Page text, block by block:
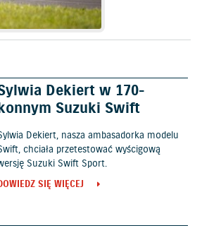
Dekiert w 170-
Suzuki Swift
Dekiert, nasza ambasadorka modelu
chciała przetestować wyścigową
Suzuki Swift Sport.
SIĘ WIĘCEJ